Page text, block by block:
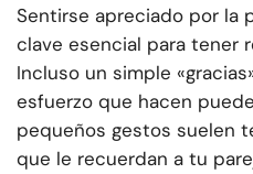
Sentirse apreciado por la
clave esencial para tener
Incluso un simple
esfuerzo que hacen
pequeños gestos suelen
que le recuerdan a tu